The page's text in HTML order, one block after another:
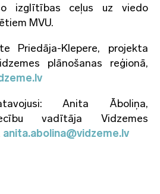
izglītības ceļus uz viedo
MVU.
Priedāja-Klepere, projekta
plānošanas reģionā,
Anita Āboliņa,
vadītāja Vidzemes
anita.abolina@vidzeme.lv